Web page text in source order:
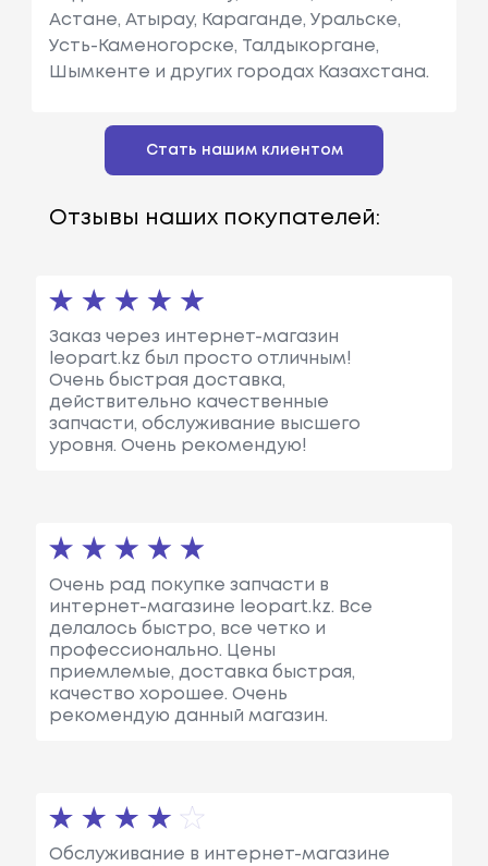
Астане, Атырау, Караганде, Уральске,
Усть-Каменогорске, Талдыкоргане,
Шымкенте и других городах Казахстана.
Стать нашим клиентом
Отзывы наших покупателей:
Заказ через интернет-магазин
leopart.kz был просто отличным!
Очень быстрая доставка,
действительно качественные
запчасти, обслуживание высшего
уровня. Очень рекомендую!
Очень рад покупке запчасти в
интернет-магазине leopart.kz. Все
делалось быстро, все четко и
профессионально. Цены
приемлемые, доставка быстрая,
качество хорошее. Очень
рекомендую данный магазин.
Обслуживание в интернет-магазине